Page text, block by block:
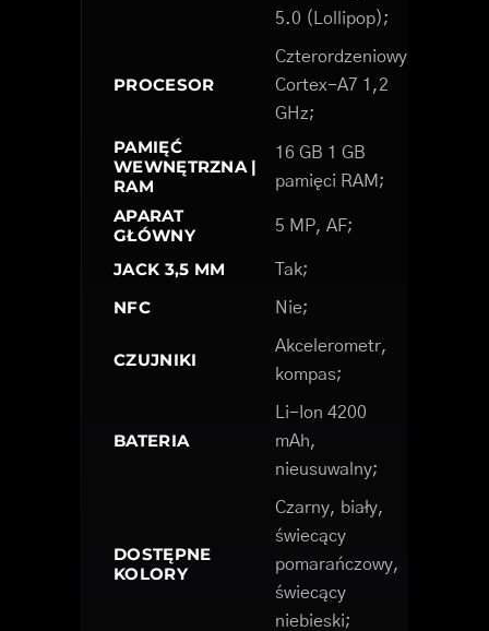
5.0 (Lollipop);
PROCESOR
Czterordzeniowy
Cortex-A7 1,2
GHz;
PAMIĘĆ
WEWNĘTRZNA |
RAM
16 GB 1 GB
pamięci RAM;
APARAT
GŁÓWNY
5 MP, AF;
JACK 3,5 MM Tak;
NFC Nie;
CZUJNIKI
Akcelerometr,
kompas;
BATERIA
Li-Ion 4200
mAh,
nieusuwalny;
DOSTĘPNE
KOLORY
Czarny, biały,
świecący
pomarańczowy,
świecący
niebieski;